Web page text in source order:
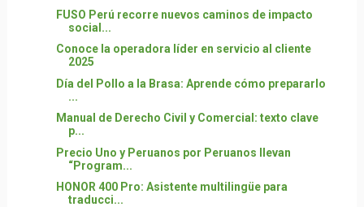
FUSO Perú recorre nuevos caminos de impacto
social...
Conoce la operadora líder en servicio al cliente
2025
Día del Pollo a la Brasa: Aprende cómo prepararlo
...
Manual de Derecho Civil y Comercial: texto clave
p...
Precio Uno y Peruanos por Peruanos llevan
“Program...
HONOR 400 Pro: Asistente multilingüe para
traducci...